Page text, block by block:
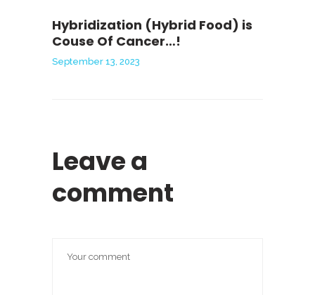
Hybridization (Hybrid Food) is
Couse Of Cancer…!
September 13, 2023
Leave a
comment